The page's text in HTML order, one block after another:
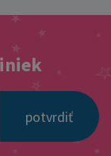
potvrdiť